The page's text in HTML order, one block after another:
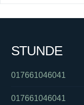
STUNDE
017661046041
017661046041